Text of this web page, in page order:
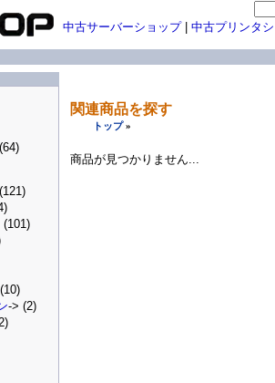
関連商品を探す
トップ»
商品が見つかりません...
中古サーバーショップ| 中古プリンタ
(101)
(10)
-> (2)